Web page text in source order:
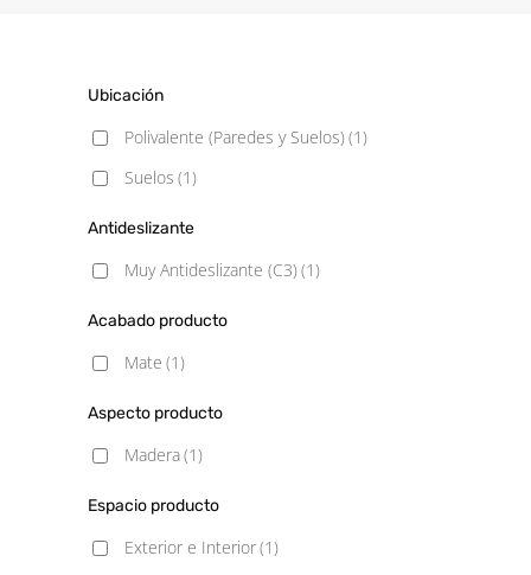
Ubicación
Polivalente (Paredes y Suelos)(1)
Suelos (1)
Antideslizante
Muy Antideslizante (C3)(1)
Acabado producto
Mate (1)
Aspecto producto
Madera(1)
Espacio producto
Exterior e Interior(1)